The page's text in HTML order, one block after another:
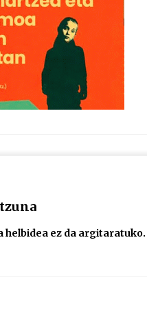
protagonista
2026/07/16
POTTO: San Pedro jaietako bertso-
saioa
2026/07/09
helbidea ez da argitaratuko.